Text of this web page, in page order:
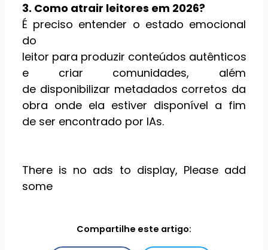
3. Como atrair leitores em 2026?
É preciso entender o estado emocional
do
leitor para produzir conteúdos autênticos
e criar comunidades, além
de disponibilizar metadados corretos da
obra onde ela estiver disponível a fim
de ser encontrado por IAs.
There is no ads to display, Please add
some
Compartilhe este artigo: